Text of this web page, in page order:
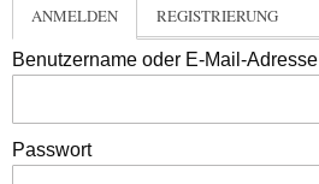
ANMELDEN REGISTRIERUNG
Benutzername oder E-Mail-Adresse
Passwort